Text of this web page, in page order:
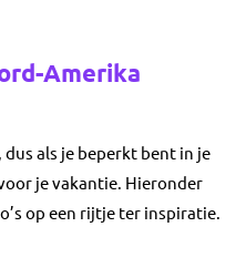
Amerika
als je beperkt bent in je
je vakantie. Hieronder
op een rijtje ter inspiratie.